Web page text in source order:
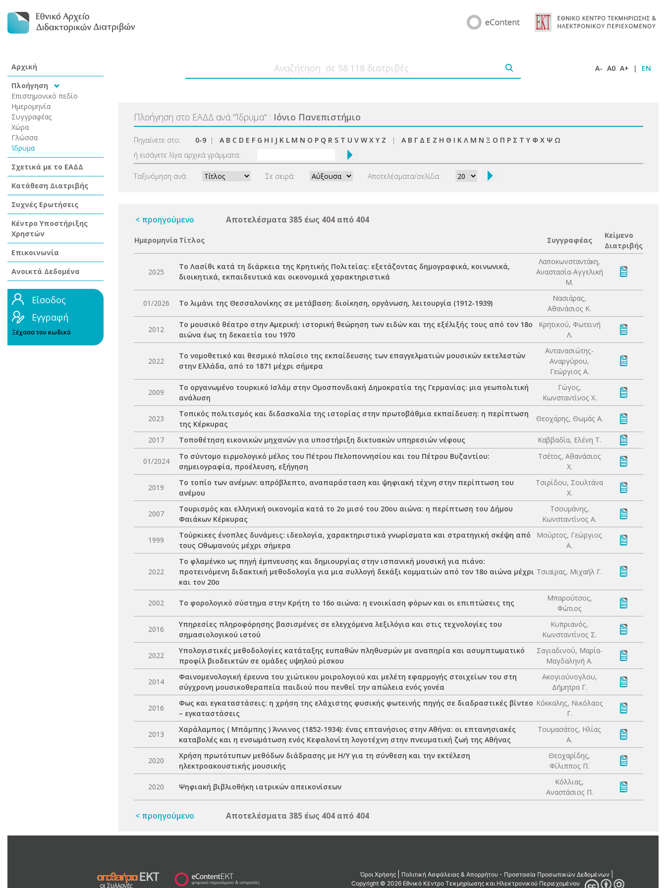
Αρχική
Πλοήγηση
Επιστημονικό πεδίο
Ημερομηνία
Συγγραφέας
Χώρα
Γλώσσα
Ίδρυμα
Σχετικά με το ΕΑΔΔ
Κατάθεση Διατριβής
Συχνές Ερωτήσεις
Κέντρο Υποστήριξης
Χρηστών
Επικοινωνία
Ανοικτά Δεδομένα
Είσοδος
Εγγραφή
Ξέχασα τον κωδικό
A- A0 A+ | EN
Πλοήγηση στο ΕΑΔΔ ανά "Ίδρυμα" : Ιόνιο Πανεπιστήμιο
Πηγαίνετε στο: 0-9 | A B C D E F G H I J K L M N O P Q R S T U V W X Y Z | Α Β Γ Δ Ε Ζ Η Θ Ι Κ Λ Μ Ν Ξ Ο Π Ρ Σ Τ Υ Φ Χ Ψ Ω
ή εισάγετε λίγα αρχικά γράμματα:
Ταξινόμηση ανά: Σε σειρά: Αποτελέσματα/σελίδα:
< προηγούμενο Αποτελέσματα 385 έως 404 από 404
Ημερομηνία Τίτλος Συγγραφέας
Κείμενο
Διατριβής
2025
Το Λασίθι κατά τη διάρκεια της Κρητικής Πολιτείας: εξετάζοντας δημογραφικά, κοινωνικά,
διοικητικά, εκπαιδευτικά και οικονομικά χαρακτηριστικά
Λαποκωνσταντάκη,
Αναστασία-Αγγελική
Μ.
01/2026 Το λιμάνι της Θεσσαλονίκης σε μετάβαση: διοίκηση, οργάνωση, λειτουργία (1912-1939)
Νασιάρας,
Αθανάσιος Κ.
2012
Το μουσικό θέατρο στην Αμερική: ιστορική θεώρηση των ειδών και της εξέλιξής τους από τον 18ο
αιώνα έως τη δεκαετία του 1970
Κρητικού, Φωτεινή
Λ.
2022
Το νομοθετικό και θεσμικό πλαίσιο της εκπαίδευσης των επαγγελματιών μουσικών εκτελεστών
στην Ελλάδα, από το 1871 μέχρι σήμερα
Αντανασιώτης-
Αναργύρου,
Γεώργιος Α.
2009
Το οργανωμένο τουρκικό Ισλάμ στην Ομοσπονδιακή Δημοκρατία της Γερμανίας: μια γεωπολιτική
ανάλυση
Γώγος,
Κωνσταντίνος Χ.
2023
Τοπικός πολιτισμός και διδασκαλία της ιστορίας στην πρωτοβάθμια εκπαίδευση: η περίπτωση
της Κέρκυρας
Θεοχάρης, Θωμάς Α.
2017 Τοποθέτηση εικονικών μηχανών για υποστήριξη δικτυακών υπηρεσιών νέφους Καββαδία, Ελένη Τ.
01/2024
Το σύντομο ειρμολογικό μέλος του Πέτρου Πελοποννησίου και του Πέτρου Βυζαντίου:
σημειογραφία, προέλευση, εξήγηση
Τσέτος, Αθανάσιος
Χ.
2019
Το τοπίο των ανέμων: απρόβλεπτο, αναπαράσταση και ψηφιακή τέχνη στην περίπτωση του
ανέμου
Τσιρίδου, Σουλτάνα
Χ.
2007
Τουρισμός και ελληνική οικονομία κατά το 2ο μισό του 20ου αιώνα: η περίπτωση του Δήμου
Φαιάκων Κέρκυρας
Τσουμάνης,
Κωνσταντίνος Α.
1999
Τούρκικες ένοπλες δυνάμεις: ιδεολογία, χαρακτηριστικά γνωρίσματα και στρατηγική σκέψη από
τους Οθωμανούς μέχρι σήμερα
Μούρτος, Γεώργιος
Α.
2022
Το φλαμένκο ως πηγή έμπνευσης και δημιουργίας στην ισπανική μουσική για πιάνο:
προτεινόμενη διδακτική μεθοδολογία για μια συλλογή δεκάξι κομματιών από τον 18ο αιώνα μέχρι
και τον 20ο
Τσιαϊρας, Μιχαήλ Γ.
2002 Το φορολογικό σύστημα στην Κρήτη το 16ο αιώνα: η ενοικίαση φόρων και οι επιπτώσεις της
Μπαρούτσος,
Φώτιος
2016
Υπηρεσίες πληροφόρησης βασισμένες σε ελεγχόμενα λεξιλόγια και στις τεχνολογίες του
σημασιολογικού ιστού
Κυπριανός,
Κωνσταντίνος Σ.
2022
Υπολογιστικές μεθοδολογίες κατάταξης ευπαθών πληθυσμών με αναπηρία και ασυμπτωματικό
προφίλ βιοδεικτών σε ομάδες υψηλού ρίσκου
Σαγιαδινού, Μαρία-
Μαγδαληνή Α.
2014
Φαινομενολογική έρευνα του χιώτικου μοιρολογιού και μελέτη εφαρμογής στοιχείων του στη
σύγχρονη μουσικοθεραπεία παιδιού που πενθεί την απώλεια ενός γονέα
Ακογιούνογλου,
Δήμητρα Γ.
2016
Φως και εγκαταστάσεις: η χρήση της ελάχιστης φυσικής φωτεινής πηγής σε διαδραστικές βίντεο
– εγκαταστάσεις
Κόκκαλης, Νικόλαος
Γ.
2013
Χαράλαμπος ( Μπάμπης ) Άννινος (1852-1934): ένας επτανήσιος στην Αθήνα: οι επτανησιακές
καταβολές και η ενσωμάτωση ενός Κεφαλονίτη λογοτέχνη στην πνευματική ζωή της Αθήνας
Τουμασάτος, Ηλίας
Α.
2020
Χρήση πρωτότυπων μεθόδων διάδρασης με Η/Υ για τη σύνθεση και την εκτέλεση
ηλεκτροακουστικής μουσικής
Θεοχαρίδης,
Φίλιππος Π.
2020 Ψηφιακή βιβλιοθήκη ιατρικών απεικονίσεων
Κόλλιας,
Αναστάσιος Π.
< προηγούμενο Αποτελέσματα 385 έως 404 από 404